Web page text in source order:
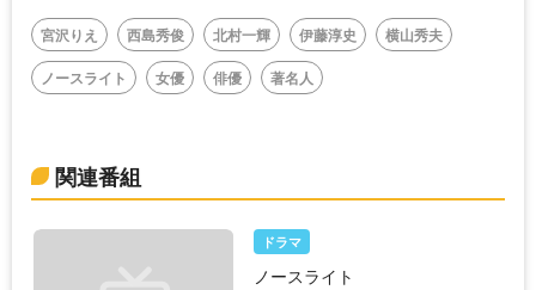
宮沢りえ 西島秀俊 北村一輝 伊藤淳史
横山秀夫
ノースライト
女優 俳優 著名人
関連番組
ドラマ
ノースライト